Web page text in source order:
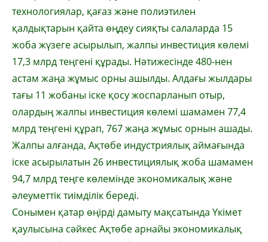
технологиялар, қағаз және полиэтилен
қалдықтарын қайта өңдеу сияқты салаларда 15
жоба жүзеге асырылып, жалпы инвестиция көлемі
17,3 млрд теңгені құрады. Нәтижесінде 480-нен
астам жаңа жұмыс орны ашылды. Алдағы жылдары
тағы 11 жобаны іске қосу жоспарланып отыр,
олардың жалпы инвестиция көлемі шамамен 77,4
млрд теңгені құрап, 767 жаңа жұмыс орнын ашады.
Жалпы алғанда, Ақтөбе индустриялық аймағында
іске асырылатын 26 инвестициялық жоба шамамен
94,7 млрд теңге көлемінде экономикалық және
әлеуметтік тиімділік береді.
Сонымен қатар өңірді дамыту мақсатында Үкімет
қаулысына сәйкес Ақтөбе арнайы экономикалық